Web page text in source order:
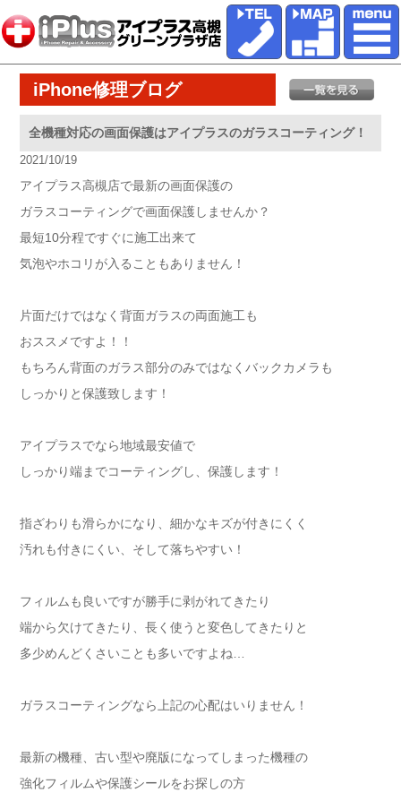
iPhone修理ブログ
全機種対応の画面保護はアイプラスのガラスコーティング！
2021/10/19
アイプラス高槻店で最新の画面保護の
ガラスコーティングで画面保護しませんか？
最短10分程ですぐに施工出来て
気泡やホコリが入ることもありません！
片面だけではなく背面ガラスの両面施工も
おススメですよ！！
もちろん背面のガラス部分のみではなくバックカメラも
しっかりと保護致します！
アイプラスでなら地域最安値で
しっかり端までコーティングし、保護します！
指ざわりも滑らかになり、細かなキズが付きにくく
汚れも付きにくい、そして落ちやすい！
フィルムも良いですが勝手に剥がれてきたり
端から欠けてきたり、長く使うと変色してきたりと
多少めんどくさいことも多いですよね…
ガラスコーティングなら上記の心配はいりません！
最新の機種、古い型や廃版になってしまった機種の
強化フィルムや保護シールをお探しの方